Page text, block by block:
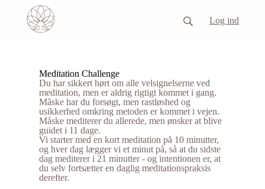
Log ind
Meditation Challenge
Du har sikkert hørt om alle velsignelserne ved
meditation, men er aldrig rigtigt kommet i gang.
Måske har du forsøgt, men rastløshed og
usikkerhed omkring metoden er kommet i vejen.
Måske mediterer du allerede, men ønsker at blive
guidet i 11 dage.
Vi starter med en kort meditation på 10 minutter,
og hver dag lægger vi et minut på, så at du sidste
dag mediterer i 21 minutter - og intentionen er, at
du selv fortsætter en daglig meditationspraksis
derefter.